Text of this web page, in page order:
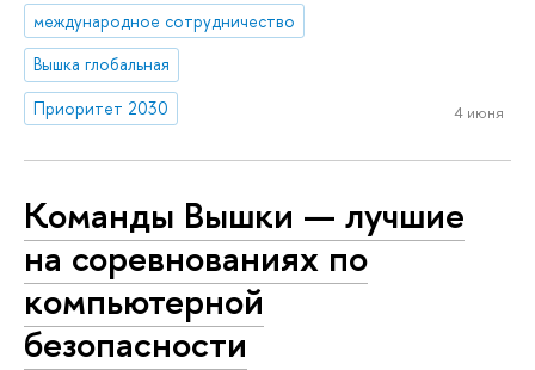
международное сотрудничество
Вышка глобальная
Приоритет 2030
4 июня
Команды Вышки — лучшие
на соревнованиях по
компьютерной
безопасности